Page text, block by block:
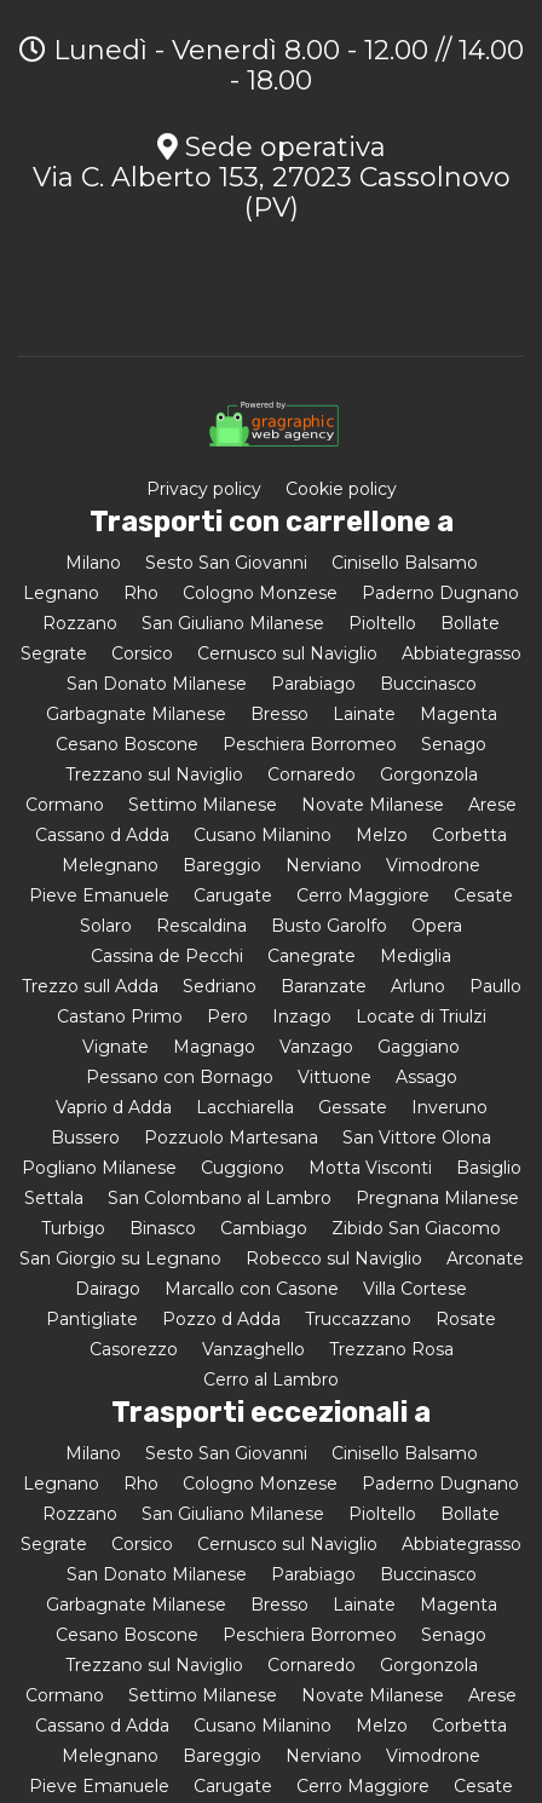
Lunedì - Venerdì 8.00 - 12.00 // 14.00
- 18.00
Sede operativa
Via C. Alberto 153, 27023 Cassolnovo
(PV)
Privacy policy Cookie policy
Trasporti con carrellone a
Milano Sesto San Giovanni
Cinisello Balsamo
Legnano
Rho Cologno Monzese
Paderno Dugnano
Rozzano
San Giuliano Milanese Pioltello
Bollate
Segrate
Corsico Cernusco sul Naviglio
Abbiategrasso
San Donato Milanese
Parabiago
Buccinasco
Garbagnate Milanese
Bresso Lainate
Magenta
Cesano Boscone
Peschiera Borromeo
Senago
Trezzano sul Naviglio
Cornaredo
Gorgonzola
Cormano
Settimo Milanese Novate Milanese
Arese
Cassano d Adda
Cusano Milanino Melzo
Corbetta
Melegnano
Bareggio Nerviano
Vimodrone
Pieve Emanuele
Carugate Cerro Maggiore
Cesate
Solaro
Rescaldina Busto Garolfo
Opera
Cassina de Pecchi
Canegrate
Mediglia
Trezzo sull Adda
Sedriano Baranzate Arluno
Paullo
Castano Primo
Pero Inzago
Locate di Triulzi
Vignate
Magnago Vanzago
Gaggiano
Pessano con Bornago
Vittuone
Assago
Vaprio d Adda
Lacchiarella Gessate
Inveruno
Bussero
Pozzuolo Martesana
San Vittore Olona
Pogliano Milanese
Cuggiono Motta Visconti
Basiglio
Settala
San Colombano al Lambro
Pregnana Milanese
Turbigo
Binasco Cambiago
Zibido San Giacomo
San Giorgio su Legnano
Robecco sul Naviglio
Arconate
Dairago
Marcallo con Casone
Villa Cortese
Pantigliate
Pozzo d Adda Truccazzano
Rosate
Casorezzo
Vanzaghello
Trezzano Rosa
Cerro al Lambro
Trasporti eccezionali a
Milano Sesto San Giovanni
Cinisello Balsamo
Legnano
Rho Cologno Monzese
Paderno Dugnano
Rozzano
San Giuliano Milanese Pioltello
Bollate
Segrate
Corsico Cernusco sul Naviglio
Abbiategrasso
San Donato Milanese
Parabiago
Buccinasco
Garbagnate Milanese
Bresso Lainate
Magenta
Cesano Boscone
Peschiera Borromeo
Senago
Trezzano sul Naviglio
Cornaredo
Gorgonzola
Cormano
Settimo Milanese Novate Milanese
Arese
Cassano d Adda
Cusano Milanino Melzo
Corbetta
Melegnano
Bareggio Nerviano
Vimodrone
Pieve Emanuele
Carugate Cerro Maggiore
Cesate